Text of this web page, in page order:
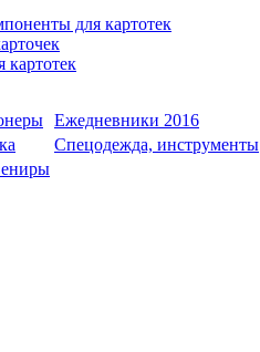
для картотек
Ежедневники 2016
Спецодежда, инструменты